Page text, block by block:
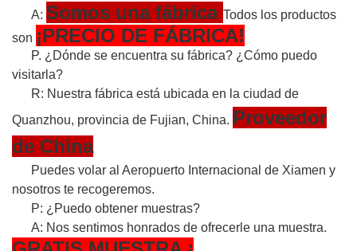
A: Somos una fábrica Todos los productos
son ¡PRECIO DE FÁBRICA!
P. ¿Dónde se encuentra su fábrica? ¿Cómo puedo
visitarla?
R: Nuestra fábrica está ubicada en la ciudad de
Quanzhou, provincia de Fujian, China. Proveedor
de China
Puedes volar al Aeropuerto Internacional de Xiamen y
nosotros te recogeremos.
P: ¿Puedo obtener muestras?
A: Nos sentimos honrados de ofrecerle una muestra.